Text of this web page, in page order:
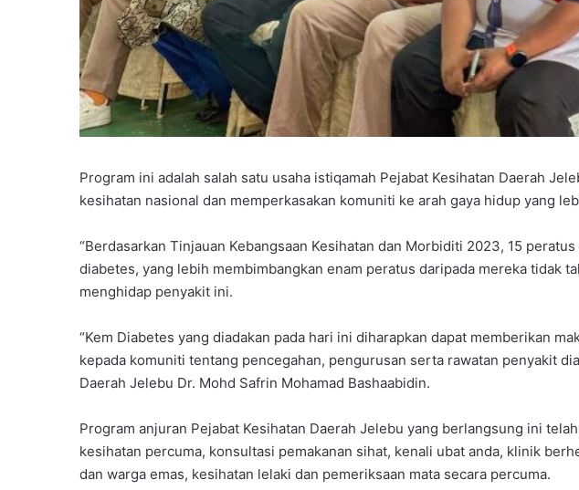
Program ini adalah salah satu usaha istiqamah Pejabat Kesihatan Daerah
kesihatan nasional dan memperkasakan komuniti ke arah gaya hidup yang
“Berdasarkan Tinjauan Kebangsaan Kesihatan dan Morbiditi 2023, 15
diabetes, yang lebih membimbangkan enam peratus daripada mereka tidak
menghidap penyakit ini.
“Kem Diabetes yang diadakan pada hari ini diharapkan dapat memberikan
kepada komuniti tentang pencegahan, pengurusan serta rawatan penyakit
Daerah Jelebu Dr. Mohd Safrin Mohamad Bashaabidin.
Program anjuran Pejabat Kesihatan Daerah Jelebu yang berlangsung ini
kesihatan percuma, konsultasi pemakanan sihat, kenali ubat anda, klinik
dan warga emas, kesihatan lelaki dan pemeriksaan mata secara percuma.